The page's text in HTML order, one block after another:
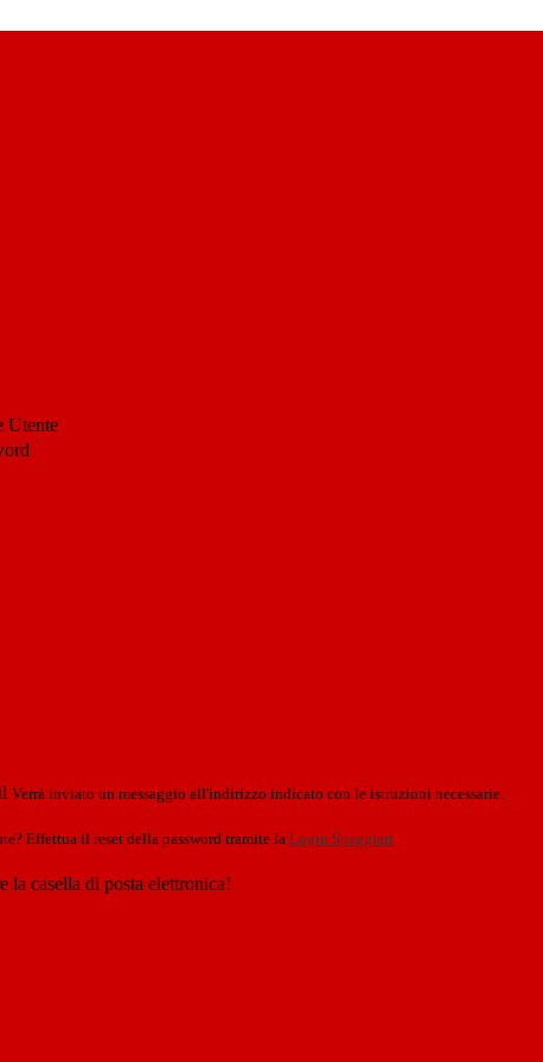
Utente
Verrà inviato un messaggio all'indirizzo indicato con le istruzioni necessarie.
Effettua il reset della password tramite la Login Spaggiari
la casella di posta elettronica!